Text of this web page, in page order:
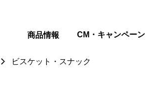
商品情報 CM・キャンペーン
ビスケット・スナック